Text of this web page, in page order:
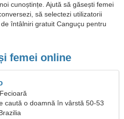
cunoștințe. Ajută să găsești femei
să selectezi utilizatorii
întâlniri gratuit Canguçu pentru
femei online
caută o doamnă în vârstă 50-53